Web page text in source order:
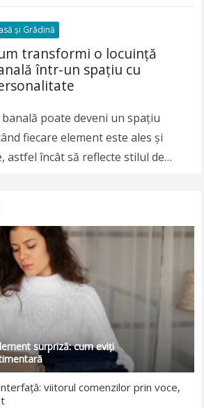
și Grădină
transformi o locuință
într-un spațiu cu
poate deveni un spațiu
fiecare element este ales și
astfel încât să reflecte stilul de
surpriză: cum eviți
viitorul comenzilor prin voce,